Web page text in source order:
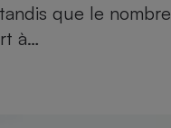
que le
à…